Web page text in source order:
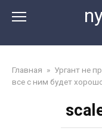
Главная » Ургант не
все с ним будет